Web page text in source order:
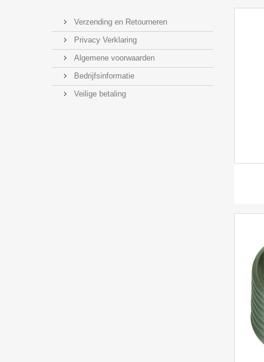
Verzending en Retourneren
Privacy Verklaring
Algemene voorwaarden
Bedrijfsinformatie
Veilige betaling